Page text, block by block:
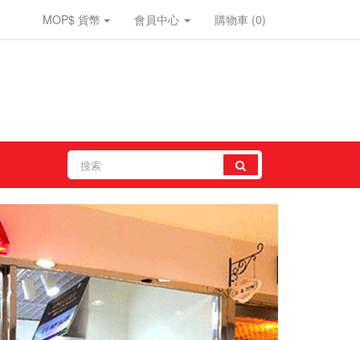
MOP$ 貨幣 會員中心 購物車 (0)